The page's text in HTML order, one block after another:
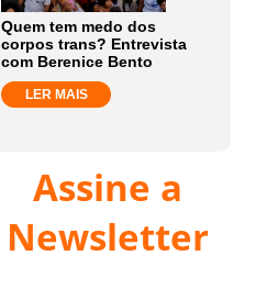
Quem tem medo dos
corpos trans? Entrevista
com Berenice Bento
LER MAIS
Assine a
Newsletter